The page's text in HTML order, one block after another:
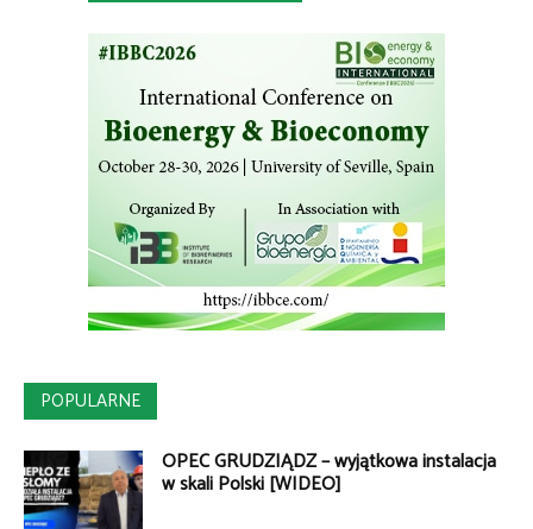
POPULARNE
OPEC GRUDZIĄDZ – wyjątkowa instalacja
w skali Polski [WIDEO]